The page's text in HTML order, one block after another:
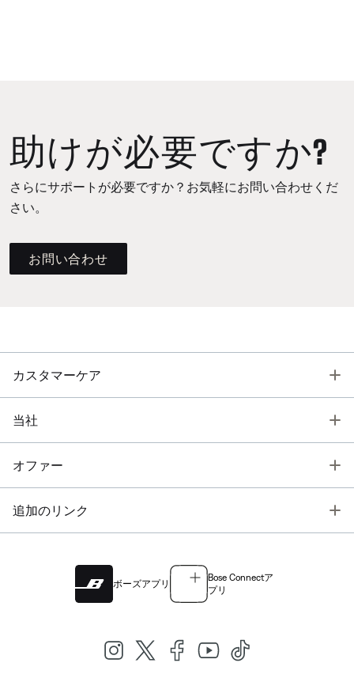
助けが必要ですか?
さらにサポートが必要ですか？お気軽にお問い合わせくだ
さい。
お問い合わせ
カスタマーケア
当社
オファー
追加のリンク
ボーズアプリ
Bose Connectア
プリ